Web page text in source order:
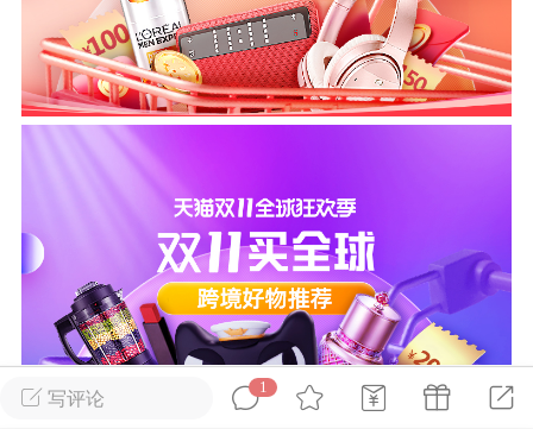
问答 闲谈 官方
任务
网络
29 21:24
Surface Laptop Go 2
Laptop Go 2镜像
网盘下载
Laptop Go 2 i5/8/128 – Windows
写评论
1